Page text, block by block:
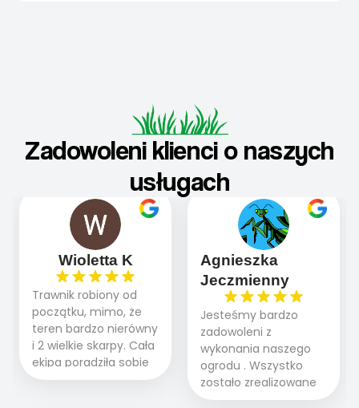
Zadowoleni klienci o naszych
usługach
Wioletta K
Trawnik robiony od
początku, mimo, że
teren bardzo nierówny
i 2 wielkie skarpy. Cała
ekipa poradziła sobie
WSPANIALE od
Agnieszka
Jeczmienny
Jesteśmy bardzo
zadowoleni z
wykonania naszego
ogrodu . Wszystko
zostało zrealizowane
fachowo, rzetelnie i